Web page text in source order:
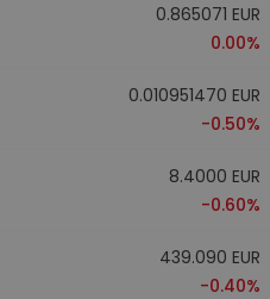
0.865071 EUR
0.00%
0.010951470 EUR
-0.50%
8.4000 EUR
-0.60%
439.090 EUR
-0.40%